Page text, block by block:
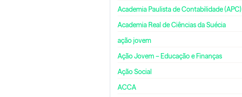
Academia Paulista de Contabilidade (APC)
Academia Real de Ciências da Suécia
ação jovem
Ação Jovem – Educação e Finanças
Ação Social
ACCA